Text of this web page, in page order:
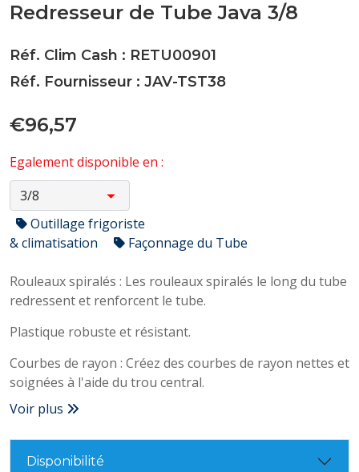
Redresseur de Tube Java 3/8
Réf. Clim Cash : RETU00901
Réf. Fournisseur : JAV-TST38
€96,57
Egalement disponible en :
Outillage frigoriste
& climatisation
Façonnage du Tube
Rouleaux spiralés : Les rouleaux spiralés le long du tube
redressent et renforcent le tube.
Plastique robuste et résistant.
Courbes de rayon : Créez des courbes de rayon nettes et
soignées à l'aide du trou central.
Voir plus
Disponibilité